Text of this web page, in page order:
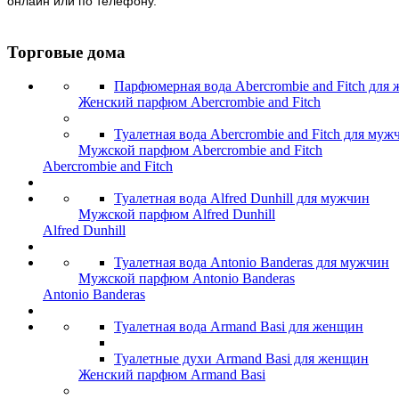
Торговые дома
Парфюмерная вода Abercrombie and Fitch для
Женский парфюм Abercrombie and Fitch
Туалетная вода Abercrombie and Fitch для
Мужской парфюм Abercrombie and Fitch
Abercrombie and Fitch
Туалетная вода Alfred Dunhill для мужчин
Мужской парфюм Alfred Dunhill
Alfred Dunhill
Туалетная вода Antonio Banderas для мужчин
Мужской парфюм Antonio Banderas
Antonio Banderas
Туалетная вода Armand Basi для женщин
Туалетные духи Armand Basi для женщин
Женский парфюм Armand Basi